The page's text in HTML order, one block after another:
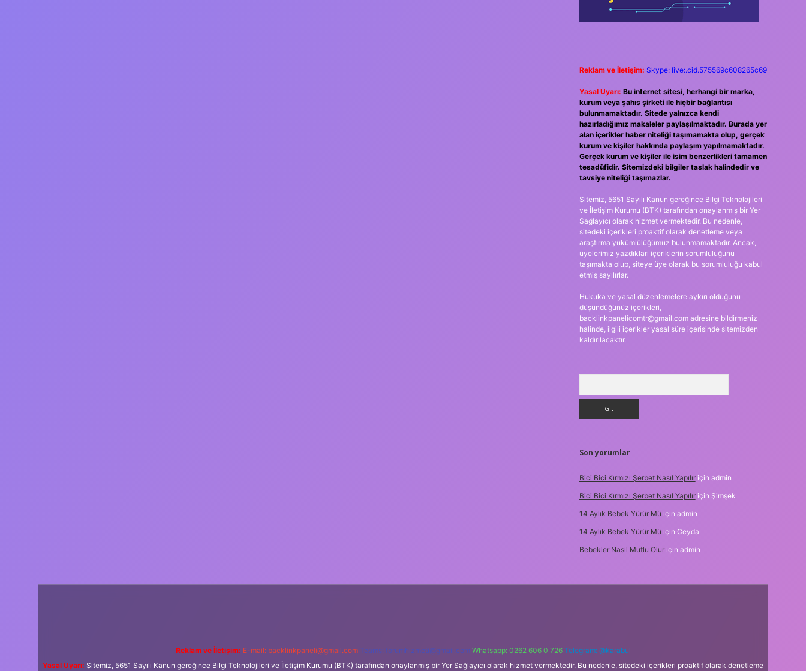
Reklam ve İletişim: Skype: live:.cid.575569c608265c69
Yasal Uyarı: Bu internet sitesi, herhangi bir marka,
kurum veya şahıs şirketi ile hiçbir bağlantısı
bulunmamaktadır. Sitede yalnızca kendi
hazırladığımız makaleler paylaşılmaktadır. Burada yer
alan içerikler haber niteliği taşımamakta olup, gerçek
kurum ve kişiler hakkında paylaşım yapılmamaktadır.
Gerçek kurum ve kişiler ile isim benzerlikleri tamamen
tesadüfidir. Sitemizdeki bilgiler taslak halindedir ve
tavsiye niteliği taşımazlar.
Sitemiz, 5651 Sayılı Kanun gereğince Bilgi Teknolojileri
ve İletişim Kurumu (BTK) tarafından onaylanmış bir Yer
Sağlayıcı olarak hizmet vermektedir. Bu nedenle,
sitedeki içerikleri proaktif olarak denetleme veya
araştırma yükümlülüğümüz bulunmamaktadır. Ancak,
üyelerimiz yazdıkları içeriklerin sorumluluğunu
taşımakta olup, siteye üye olarak bu sorumluluğu kabul
etmiş sayılırlar.
Hukuka ve yasal düzenlemelere aykırı olduğunu
düşündüğünüz içerikleri,
backlinkpanelicomtr@gmail.comadresine bildirmeniz
halinde, ilgili içerikler yasal süre içerisinde sitemizden
kaldırılacaktır.
Son yorumlar
Bici Bici Kırmızı Şerbet Nasıl Yapılıriçin admin
Bici Bici Kırmızı Şerbet Nasıl Yapılıriçin Şimşek
14 Aylık Bebek Yürür Mü için admin
14 Aylık Bebek Yürür Mü için Ceyda
Bebekler Nasil Mutlu Oluriçin admin
Reklam ve İletişim: E-mail: backlinkpaneli@gmail.com Teams: forumhizmeti@gmail.com Whatsapp: 0262 606 0 726 Telegram: @karabul
Yasal Uyarı: Sitemiz, 5651 Sayılı Kanun gereğince Bilgi Teknolojileri ve İletişim Kurumu (BTK) tarafından onaylanmış bir Yer Sağlayıcı olarak hizmet vermektedir. Bu nedenle, sitedeki içerikleri proaktif olarak denetleme